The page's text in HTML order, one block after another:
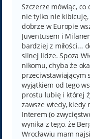
t
Szczerze mówiąc,
nie tylko nie
dobrze w Europie
Juventusem i
bardziej z miłości...
silnej lidze. Spoza
nikomu, chyba że
przeciwstawiającym
wyjątkiem od tego
prostu lubię i której
zawsze wtedy, kiedy
Interem (o
wynika z tego, że
Wrocławiu mam